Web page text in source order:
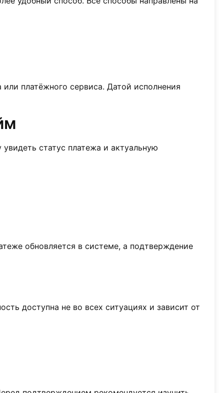
платёжного сервиса. Датой исполнения
статус платежа и актуальную
обновляется в системе, а подтверждение
доступна не во всех ситуациях и зависит от